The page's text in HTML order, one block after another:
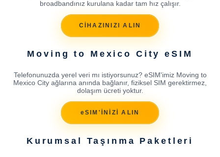
broadbandınız kurulana kadar tam hız çalışır.
CİHAZINIZI ALIN
Moving to Mexico City eSIM
Telefonunuzda yerel veri mı istiyorsunuz? eSIM'imiz Moving to
Mexico City ağlarına anında bağlanır, fiziksel SIM gerektirmez,
dolaşım ücreti yoktur.
eSIM'İNİZİ ALIN
Kurumsal Taşınma Paketleri